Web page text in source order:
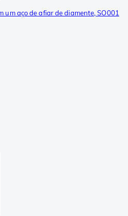
um aço de afiar de diamente, SO001